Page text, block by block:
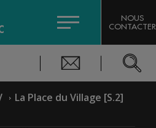
DE L'EXPERT
MACHINERY
DOMAINES SKIABLES
DU MONT-BLANC
NOUS
CONTACTER
La Place du Village [S.2]